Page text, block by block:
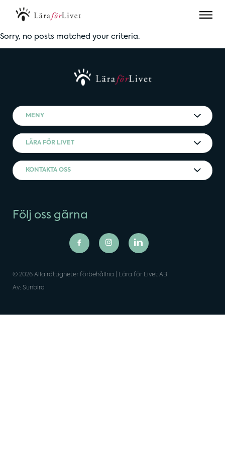
Sorry, no posts matched your criteria.
MENY
LÄRA FÖR LIVET
KONTAKTA OSS
Följ oss gärna
© 2026 Alla rättigheter förbehållna | Lära för Livet AB
Av: Sunbird